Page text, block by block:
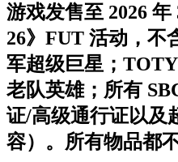
游戏发售至 2026
26》FUT 活动，不
军超级巨星；
老队英雄；所有
证/高级通行证以及
容）。所有物品都